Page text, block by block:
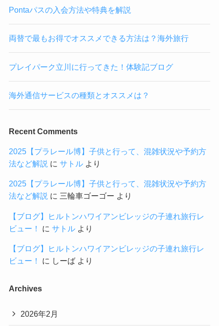
Pontaパスの入会方法や特典を解説
両替で最もお得でオススメできる方法は？海外旅行
プレイパーク立川に行ってきた！体験記ブログ
海外通信サービスの種類とオススメは？
Recent Comments
2025【プラレール博】子供と行って、混雑状況や予約方
法など解説 に サトルより
2025【プラレール博】子供と行って、混雑状況や予約方
法など解説 に 三輪車ゴーゴー より
【ブログ】ヒルトンハワイアンビレッジの子連れ旅行レ
ビュー！
に サトルより
【ブログ】ヒルトンハワイアンビレッジの子連れ旅行レ
ビュー！
に しーばより
Archives
2026年2月